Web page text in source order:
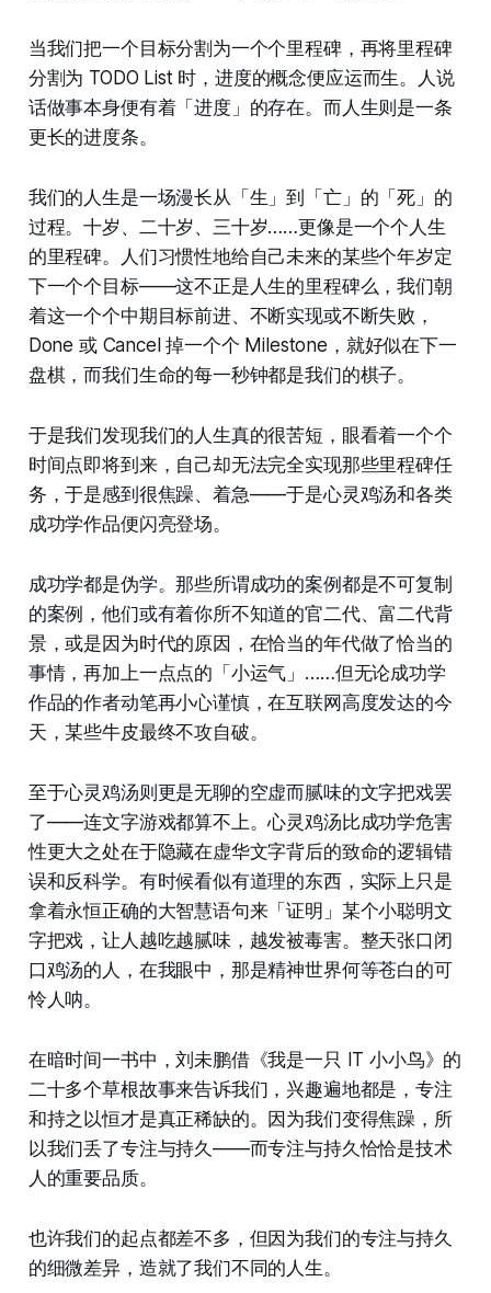
当我们把一个目标分割为一个个里程碑，再将里程碑
分割为 TODO List 时，进度的概念便应运而生。人说
话做事本身便有着「进度」的存在。而人生则是一条
更长的进度条。
我们的人生是一场漫长从「生」到「亡」的「死」的
过程。十岁、二十岁、三十岁……更像是一个个人生
的里程碑。人们习惯性地给自己未来的某些个年岁定
下一个个目标——这不正是人生的里程碑么，我们朝
着这一个个中期目标前进、不断实现或不断失败，
Done 或 Cancel 掉一个个 Milestone，就好似在下一
盘棋，而我们生命的每一秒钟都是我们的棋子。
于是我们发现我们的人生真的很苦短，眼看着一个个
时间点即将到来，自己却无法完全实现那些里程碑任
务，于是感到很焦躁、着急——于是心灵鸡汤和各类
成功学作品便闪亮登场。
成功学都是伪学。那些所谓成功的案例都是不可复制
的案例，他们或有着你所不知道的官二代、富二代背
景，或是因为时代的原因，在恰当的年代做了恰当的
事情，再加上一点点的「小运气」……但无论成功学
作品的作者动笔再小心谨慎，在互联网高度发达的今
天，某些牛皮最终不攻自破。
至于心灵鸡汤则更是无聊的空虚而腻味的文字把戏罢
了——连文字游戏都算不上。心灵鸡汤比成功学危害
性更大之处在于隐藏在虚华文字背后的致命的逻辑错
误和反科学。有时候看似有道理的东西，实际上只是
拿着永恒正确的大智慧语句来「证明」某个小聪明文
字把戏，让人越吃越腻味，越发被毒害。整天张口闭
口鸡汤的人，在我眼中，那是精神世界何等苍白的可
怜人呐。
在暗时间一书中，刘未鹏借《我是一只 IT 小小鸟》的
二十多个草根故事来告诉我们，兴趣遍地都是，专注
和持之以恒才是真正稀缺的。因为我们变得焦躁，所
以我们丢了专注与持久——而专注与持久恰恰是技术
人的重要品质。
也许我们的起点都差不多，但因为我们的专注与持久
的细微差异，造就了我们不同的人生。